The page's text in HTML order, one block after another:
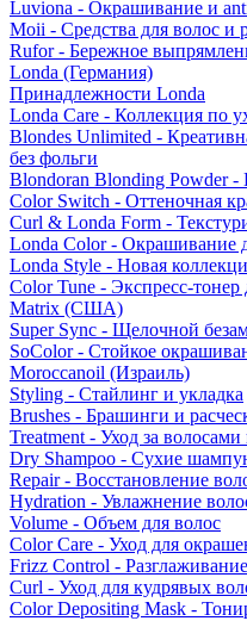
Luviona - Окрашивание и
Moii - Средства для волос и
Rufor - Бережное
Londa (Германия)
Принадлежности Londa
Londa Care - Коллекция по
Blondes Unlimited -
без фольги
Blondoran Blonding Powder -
Color Switch - Оттеночная
Curl & Londa Form -
Londa Color - Окрашивание
Londa Style - Новая
Color Tune - Экспресс-тонер
Matrix (США)
Super Sync - Щелочной
SoColor - Стойкое
Moroccanoil (Израиль)
Styling - Стайлинг и укладка
Brushes - Брашинги и
Treatment - Уход за
Dry Shampoo - Сухие
Repair - Восстановление
Hydration - Увлажнение
Volume - Объем для волос
Color Care - Уход для
Frizz Control - Разглаживание
Curl - Уход для кудрявых
Color Depositing Mask -